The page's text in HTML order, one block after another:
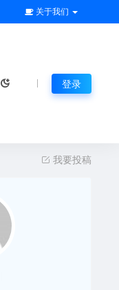
关于我们
登录
我要投稿